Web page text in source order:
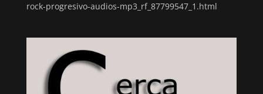
rock-progresivo-audios-mp3_rf_87799547_1.html